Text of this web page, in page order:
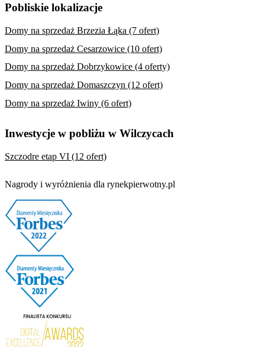
Pobliskie lokalizacje
Domy na sprzedaż Brzezia Łąka (7 ofert)
Domy na sprzedaż Cesarzowice (10 ofert)
Domy na sprzedaż Dobrzykowice (4 oferty)
Domy na sprzedaż Domaszczyn (12 ofert)
Domy na sprzedaż Iwiny (6 ofert)
Inwestycje w pobliżu w Wilczycach
Szczodre etap VI (12 ofert)
Nagrody i wyróżnienia dla rynekpierwotny.pl